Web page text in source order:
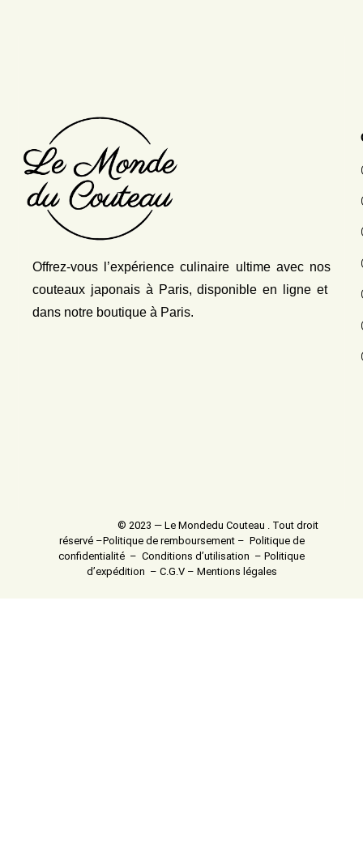
Offrez-vous l’expérience culinaire ultime avec nos
couteaux japonais à Paris, disponible en ligne et
dans notre boutique à Paris.
© 2023 — Le Mondedu Couteau . Tout droit
réservé –Politique de remboursement – Politique de
confidentialité – Conditions d’utilisation – Politique
d’expédition – C.G.V– Mentions légales